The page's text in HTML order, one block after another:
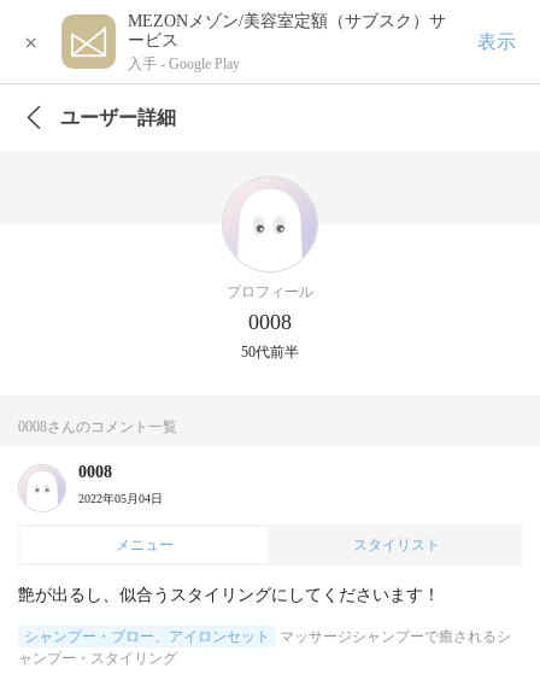
×
MEZONメゾン/美容室定額（サブスク）サ
ービス
入手 - Google Play
表示
ユーザー詳細
プロフィール
0008
50代前半
0008さんのコメント一覧
0008
2022年05月04日
メニュー スタイリスト
艶が出るし、似合うスタイリングにしてくださいます！
シャンプー・ブロー、アイロンセット
マッサージシャンプーで癒されるシ
ャンプー・スタイリング